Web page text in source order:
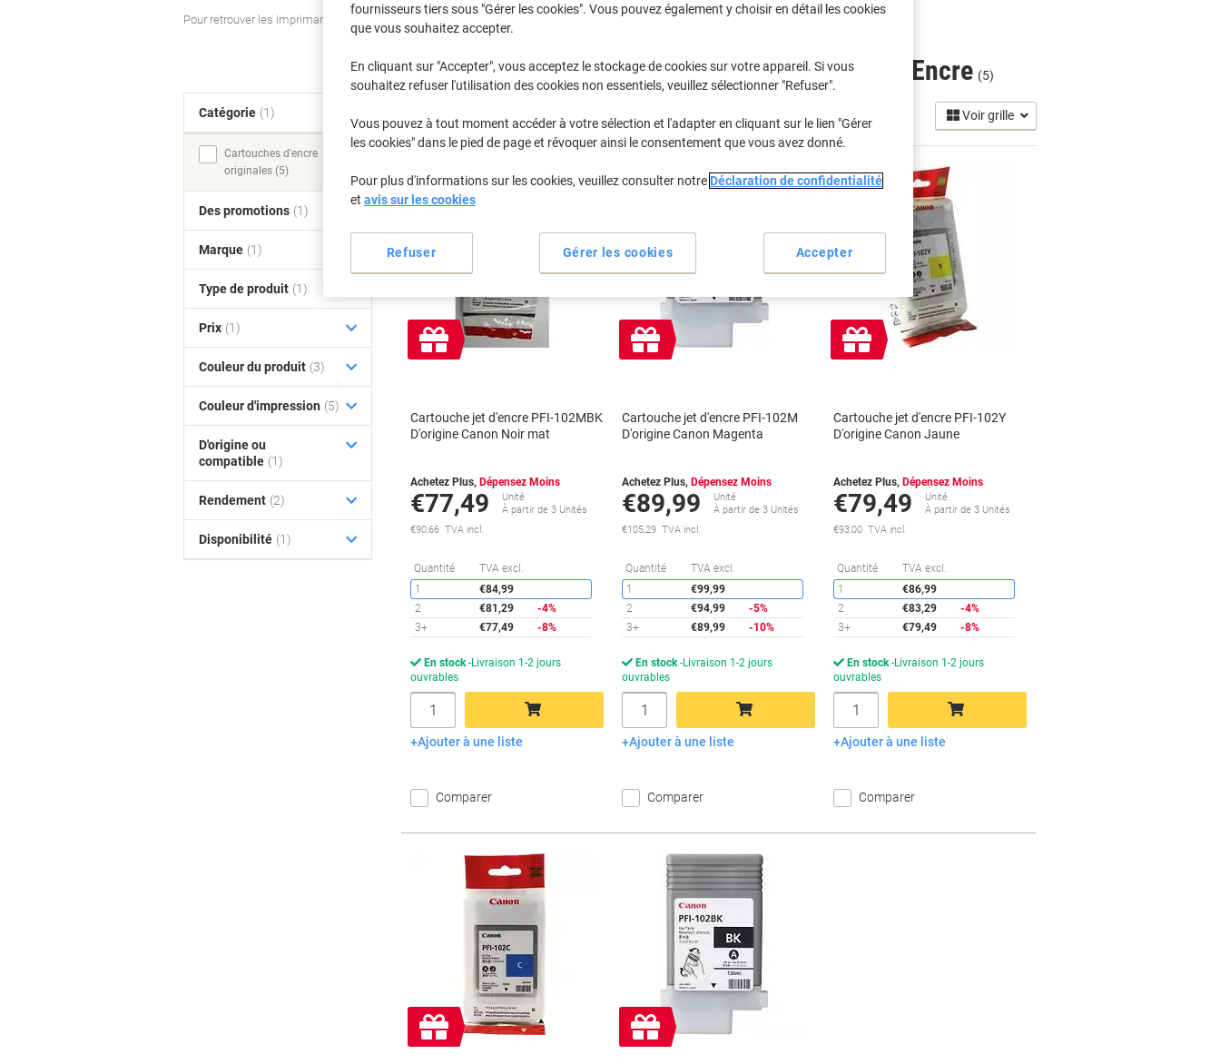
Pour retrouver les imprimantes listées et/ou les cartouches précédemment achetées Se connecter
Canon Imageprograf IPF 710 S Cartouches Jet Encre (5)
Trier par : Voir grille
Cadeau
gratuit
Cartouche jet d'encre PFI-102MBK
D'origine Canon Noir mat
Achetez Plus, Dépensez Moins
€77,49
Unité
À partir de 3 Unités
€90,66 TVA incl.
Quantité TVA excl.
Économies
1
€84,99
2
€81,29
-4%
3+
€77,49 -8%
En stock Livraison 1-2 jours
ouvrables
Quantité
Ajouter au panier
Ajouter à une liste
Comparer
Cadeau
gratuit
Cartouche jet d'encre PFI-102M
D'origine Canon Magenta
Achetez Plus, Dépensez Moins
€89,99
Unité
À partir de 3 Unités
€105,29 TVA incl.
Quantité TVA excl.
Économies
1
€99,99
2
€94,99
-5%
3+
€89,99 -10%
En stock Livraison 1-2 jours
ouvrables
Quantité
Ajouter au panier
Ajouter à une liste
Comparer
Cadeau
gratuit
Cartouche jet d'encre PFI-102Y
D'origine Canon Jaune
Achetez Plus, Dépensez Moins
€79,49
Unité
À partir de 3 Unités
€93,00 TVA incl.
Quantité TVA excl.
1
€86,99
2
€83,29
-4%
3+
€79,49 -8%
En stock Livraison 1-2 jours
ouvrables
Quantité
Ajouter au panier
Ajouter à une liste
Comparer
Cadeau
gratuit
Cadeau
gratuit
Catégorie (1)
Cartouches d'encre
originales (5)
Des promotions (1)
Marque (1)
Type de produit (1)
Prix (1)
Couleur du produit (3)
Couleur d'impression (5)
D'origine ou
compatible (1)
Rendement (2)
Disponibilité (1)
fournisseurs tiers sous "Gérer les cookies". Vous pouvez également y choisir en détail les cookies
que vous souhaitez accepter.
En cliquant sur "Accepter", vous acceptez le stockage de cookies sur votre appareil. Si vous
souhaitez refuser l'utilisation des cookies non essentiels, veuillez sélectionner "Refuser".
Vous pouvez à tout moment accéder à votre sélection et l'adapter en cliquant sur le lien "Gérer
les cookies" dans le pied de page et révoquer ainsi le consentement que vous avez donné.
Pour plus d'informations sur les cookies, veuillez consulter notre Déclaration de confidentialité
et avis sur les cookies
Gérer les cookies
Refuser Accepter